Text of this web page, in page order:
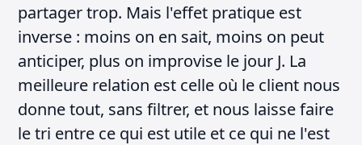
partager trop. Mais l'effet pratique est
inverse : moins on en sait, moins on peut
anticiper, plus on improvise le jour J. La
meilleure relation est celle où le client nous
donne tout, sans filtrer, et nous laisse faire
le tri entre ce qui est utile et ce qui ne l'est